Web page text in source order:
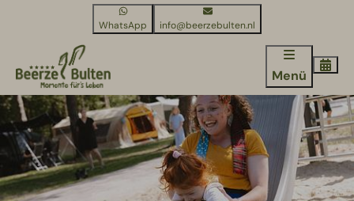
WhatsApp info@beerzebulten.nl
Menü